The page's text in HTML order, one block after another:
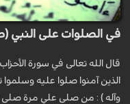
في الصلوات على النبي
قال الله تعالى في سورة
الذين آمنوا صلوا عليه
وآله ) : من صلى علي مرة صلى